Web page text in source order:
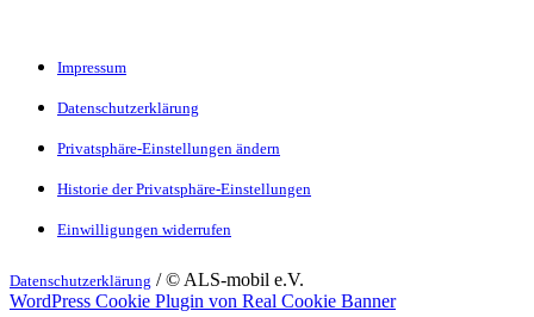
Impressum
Datenschutzerklärung
Privatsphäre-Einstellungen ändern
Historie der Privatsphäre-Einstellungen
Einwilligungen widerrufen
Datenschutzerklärung / © ALS-mobil e.V.
WordPress Cookie Plugin von Real Cookie Banner